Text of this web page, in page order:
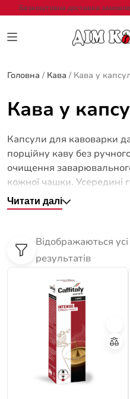
Безкоштовна доставка
Головна / Кава / Кава у
Кава у
Капсули для кавоварки
порційну каву без
очищення
кожної чашки. Усередині
міститься підготовлена
розрахована на певний
доступні варіанти за
смаковим профілем і
Кава в капсулах зручна
переговорної або
важливі швидкість і
Головне правило вибору
капсули можуть бути
формою, розміром,
параметрами
назвою бренду кави не
Читати далі
Відображаються усі
результатів